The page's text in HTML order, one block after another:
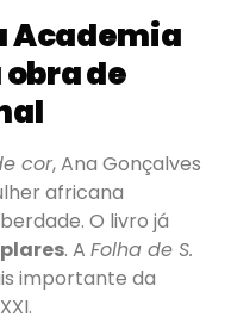
Academia
de
cor, Ana Gonçalves
africana
O livro já
. A Folha de S.
importante da